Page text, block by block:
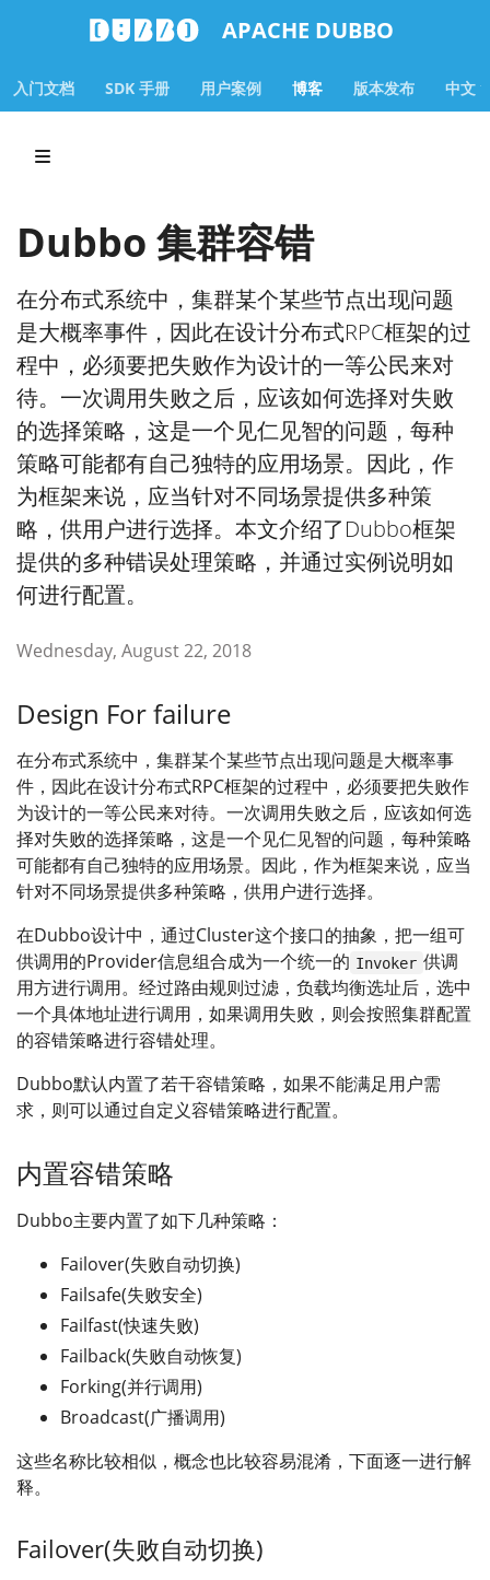
APACHE DUBBO
入门文档 SDK 手册 用户案例 博客 版本发布 中文
Dubbo 集群容错
在分布式系统中，集群某个某些节点出现问题
是大概率事件，因此在设计分布式RPC框架的过
程中，必须要把失败作为设计的一等公民来对
待。一次调用失败之后，应该如何选择对失败
的选择策略，这是一个见仁见智的问题，每种
策略可能都有自己独特的应用场景。因此，作
为框架来说，应当针对不同场景提供多种策
略，供用户进行选择。本文介绍了Dubbo框架
提供的多种错误处理策略，并通过实例说明如
何进行配置。
Wednesday, August 22, 2018
Design For failure
在分布式系统中，集群某个某些节点出现问题是大概率事
件，因此在设计分布式RPC框架的过程中，必须要把失败作
为设计的一等公民来对待。一次调用失败之后，应该如何选
择对失败的选择策略，这是一个见仁见智的问题，每种策略
可能都有自己独特的应用场景。因此，作为框架来说，应当
针对不同场景提供多种策略，供用户进行选择。
在Dubbo设计中，通过Cluster这个接口的抽象，把一组可
供调用的Provider信息组合成为一个统一的 Invoker 供调
用方进行调用。经过路由规则过滤，负载均衡选址后，选中
一个具体地址进行调用，如果调用失败，则会按照集群配置
的容错策略进行容错处理。
Dubbo默认内置了若干容错策略，如果不能满足用户需
求，则可以通过自定义容错策略进行配置。
内置容错策略
Dubbo主要内置了如下几种策略：
Failover(失败自动切换)
Failsafe(失败安全)
Failfast(快速失败)
Failback(失败自动恢复)
Forking(并行调用)
Broadcast(广播调用)
这些名称比较相似，概念也比较容易混淆，下面逐一进行解
释。
Failover(失败自动切换)